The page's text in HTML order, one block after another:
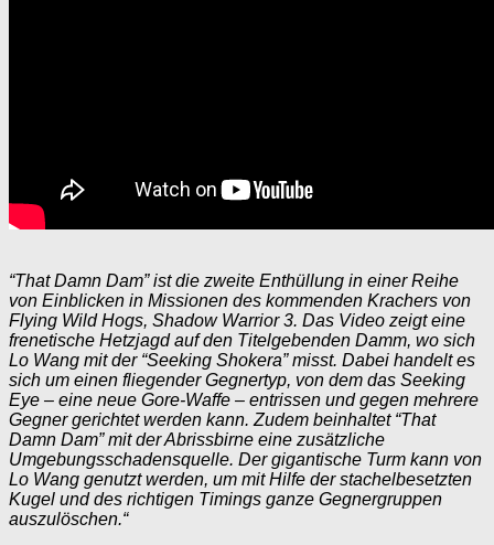
“That Damn Dam” ist die zweite Enthüllung in einer Reihe
von Einblicken in Missionen des kommenden Krachers von
Flying Wild Hogs, Shadow Warrior 3. Das Video zeigt eine
frenetische Hetzjagd auf den Titelgebenden Damm, wo sich
Lo Wang mit der “Seeking Shokera” misst. Dabei handelt es
sich um einen fliegender Gegnertyp, von dem das Seeking
Eye – eine neue Gore-Waffe – entrissen und gegen mehrere
Gegner gerichtet werden kann. Zudem beinhaltet “That
Damn Dam” mit der Abrissbirne eine zusätzliche
Umgebungsschadensquelle. Der gigantische Turm kann von
Lo Wang genutzt werden, um mit Hilfe der stachelbesetzten
Kugel und des richtigen Timings ganze Gegnergruppen
auszulöschen.“